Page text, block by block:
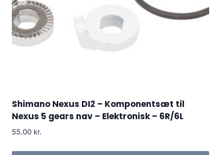
Shimano Nexus DI2 – Komponentsæt til
Nexus 5 gears nav – Elektronisk – 6R/6L
55.00 kr.